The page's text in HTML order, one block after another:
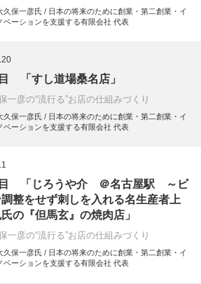
久保一彦氏 / 日本の将来のために創業・第二創業・イ
ベーションを支援する有限会社 代表
「すし道場桑名店」
一彦の“流行る”お店の仕組みづくり
久保一彦氏 / 日本の将来のために創業・第二創業・イ
ベーションを支援する有限会社 代表
「じろうや介 ＠名古屋駅 ～ビ
整をせず刺しを入れる名生産者上
の『但馬玄』の焼肉店」
一彦の“流行る”お店の仕組みづくり
久保一彦氏 / 日本の将来のために創業・第二創業・イ
ベーションを支援する有限会社 代表